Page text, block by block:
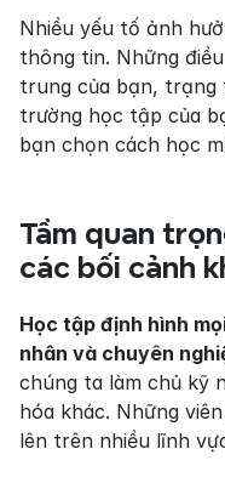
Nhiều yếu tố ảnh
thông tin. Những
trung của bạn, trạng
trường học tập của
bạn chọn cách học
Tầm quan
các bối cảnh
Học tập định hình
nhân và chuyên
chúng ta làm chủ kỹ
hóa khác. Những
lên trên nhiều lĩnh